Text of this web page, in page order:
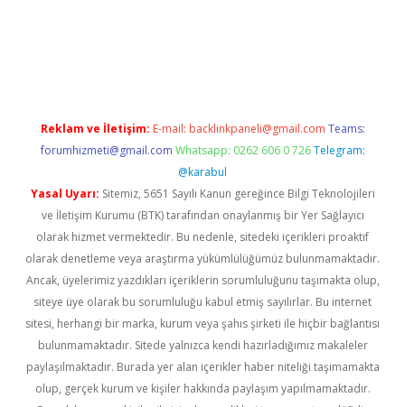
Reklam ve İletişim: E-mail: backlinkpaneli@gmail.com Teams:
forumhizmeti@gmail.com Whatsapp: 0262 606 0 726 Telegram:
@karabul
Yasal Uyarı: Sitemiz, 5651 Sayılı Kanun gereğince Bilgi Teknolojileri
ve İletişim Kurumu (BTK) tarafından onaylanmış bir Yer Sağlayıcı
olarak hizmet vermektedir. Bu nedenle, sitedeki içerikleri proaktif
olarak denetleme veya araştırma yükümlülüğümüz bulunmamaktadır.
Ancak, üyelerimiz yazdıkları içeriklerin sorumluluğunu taşımakta olup,
siteye üye olarak bu sorumluluğu kabul etmiş sayılırlar. Bu internet
sitesi, herhangi bir marka, kurum veya şahıs şirketi ile hiçbir bağlantısı
bulunmamaktadır. Sitede yalnızca kendi hazırladığımız makaleler
paylaşılmaktadır. Burada yer alan içerikler haber niteliği taşımamakta
olup, gerçek kurum ve kişiler hakkında paylaşım yapılmamaktadır.